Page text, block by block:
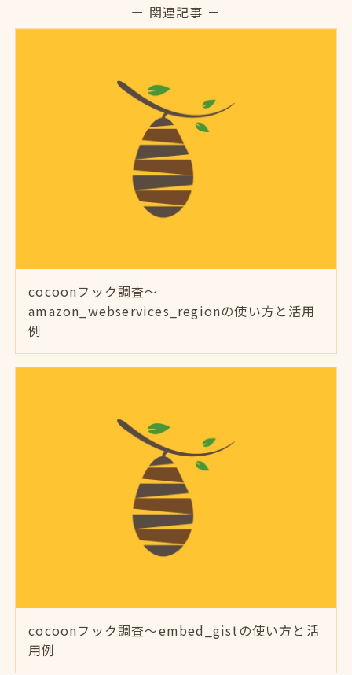
ー 関連記事 －
cocoonフック調査～
amazon_webservices_regionの使い方と活用
例
cocoonフック調査～embed_gistの使い方と活
用例